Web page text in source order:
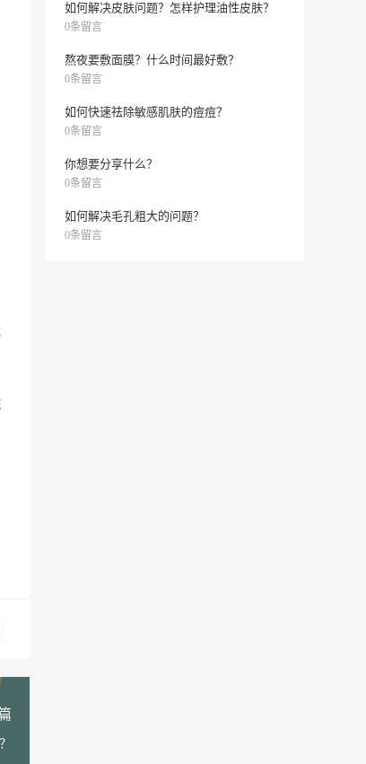
如何解决皮肤问题？怎样护理油性皮肤？
0条留言
熬夜要敷面膜？什么时间最好敷？
0条留言
如何快速祛除敏感肌肤的痘痘？
0条留言
你想要分享什么？
0条留言
如何解决毛孔粗大的问题？
0条留言